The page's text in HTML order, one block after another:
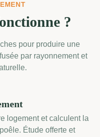
?
pour produire une
par rayonnement et
logement et calculent la
Étude offerte et